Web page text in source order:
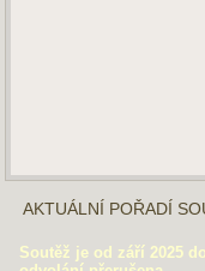
AKTUÁLNÍ POŘADÍ
Soutěž je od září 2025 do